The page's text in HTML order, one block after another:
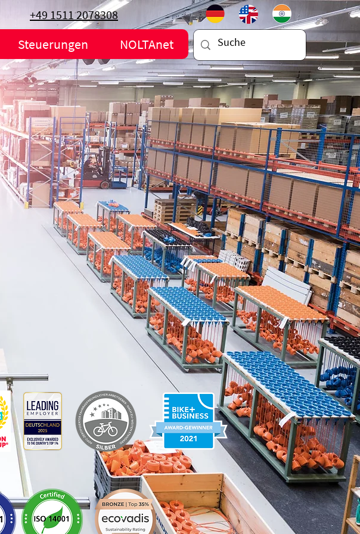
Steuerungen NOLTAnet
+49 1511 2078308